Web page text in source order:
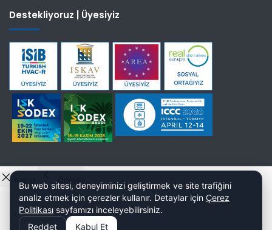
Destekliyoruz | Üyesiyiz
Kapat Önceki
Bu web sitesi, deneyiminizi geliştirmek ve site trafiğini
analiz etmek için çerezler kullanır. Detaylar için Çerez
Politikası sayfamızı inceleyebilirsiniz.
Reddet
Kabul Et